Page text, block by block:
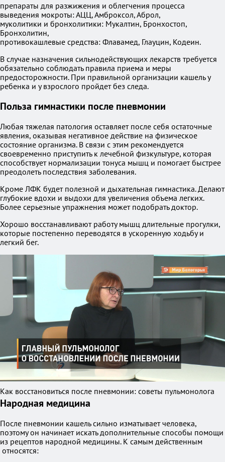
препараты для разжижения и облегчения процесса
выведения мокроты: АЦЦ, Амброксол, Аброл,
муколитики и бронхолитики: Мукалтин, Бронхостоп,
Бронхолитин,
противокашлевые средства: Флавамед, Глауцин, Кодеин.
В случае назначения сильнодействующих лекарств требуется
обязательно соблюдать правила приема и меры
предосторожности. При правильной организации кашель у
ребенка и у взрослого пройдет без следа.
Польза гимнастики после пневмонии
Любая тяжелая патология оставляет после себя остаточные
явления, оказывая негативное действие на физическое
состояние организма. В связи с этим рекомендуется
своевременно приступить к лечебной физкультуре, которая
способствует нормализации тонуса мышц и помогает быстрее
преодолеть последствия заболевания.
Кроме ЛФК будет полезной и дыхательная гимнастика. Делают
глубокие вдохи и выдохи для увеличения объема легких.
Более серьезные упражнения может подобрать доктор.
Хорошо восстанавливают работу мышц длительные прогулки,
которые постепенно переводятся в ускоренную ходьбу и
легкий бег.
Как восстановиться после пневмонии: советы пульмонолога
Народная медицина
После пневмонии кашель сильно изматывает человека,
поэтому он начинает искать дополнительные способы помощи
из рецептов народной медицины. К самым действенным
относятся: